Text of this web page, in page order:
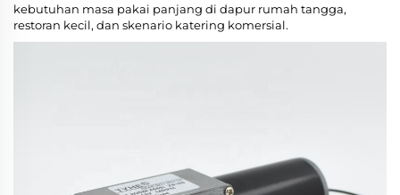
kebutuhan masa pakai panjang di dapur rumah tangga,
restoran kecil, dan skenario katering komersial.